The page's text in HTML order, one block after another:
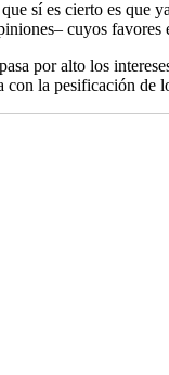
sí es cierto es que
cuyos
por alto los
la pesificación